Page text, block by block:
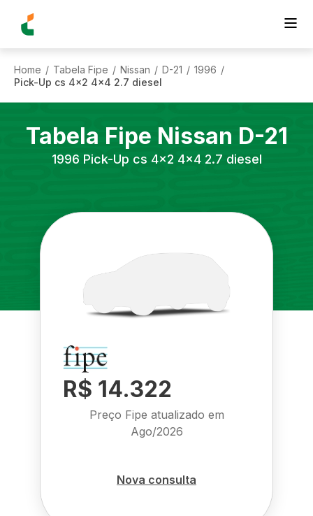
Home / Tabela Fipe / Nissan / D-21 / 1996 /
Pick-Up cs 4x2 4x4 2.7 diesel
Tabela Fipe Nissan D-21
1996 Pick-Up cs 4x2 4x4 2.7 diesel
R$ 14.322
Preço Fipe atualizado em
Ago/2026
Nova consulta